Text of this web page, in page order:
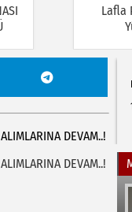
Lafla
DEVAM..!
DEVAM..!